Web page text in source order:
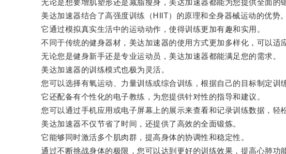
无论是想要增肌塑形还是减脂瘦身，美达加速器都能为您提供全面的锻
美达加速器结合了高强度训练（HIIT）的原理和全身器械运动的优势。
它通过模拟真实生活中的运动动作，使得训练更加有趣和实用。
不同于传统的健身器材，美达加速器的使用方式更加多样化，可以适
无论您是健身新手还是专业运动员，美达加速器都能满足您的需求。
美达加速器的训练模式也极为灵活。
您可以选择有氧运动、力量训练或综合训练，根据自己的目标制定训练
它还配备有个性化的电子教练，为您提供针对性的指导和建议。
您可以通过手机应用或电子屏幕上的展示来查看和记录训练数据，轻松
美达加速器不仅节省了时间，还提供了高效的全面锻炼。
它能够同时激活多个肌肉群，提高身体的协调性和稳定性。
通过不断挑战身体的极限，您可以达到更好的训练效果，提高心肺功能